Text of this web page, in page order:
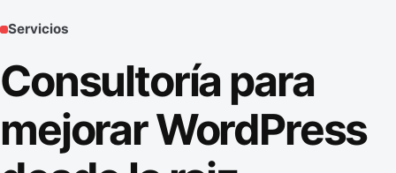
Servicios
Consultoría para
mejorar WordPress